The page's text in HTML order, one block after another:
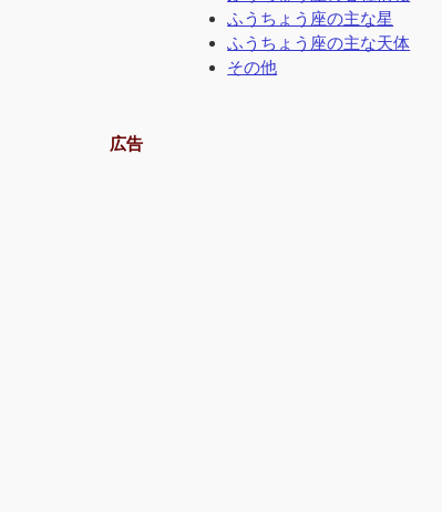
ふうちょう座の主な星
ふうちょう座の主な天体
その他
広告